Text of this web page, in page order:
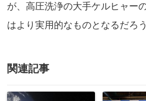
が、高圧洗浄の大手ケルヒャー
はより実用的なものとなるだろう
関連記事